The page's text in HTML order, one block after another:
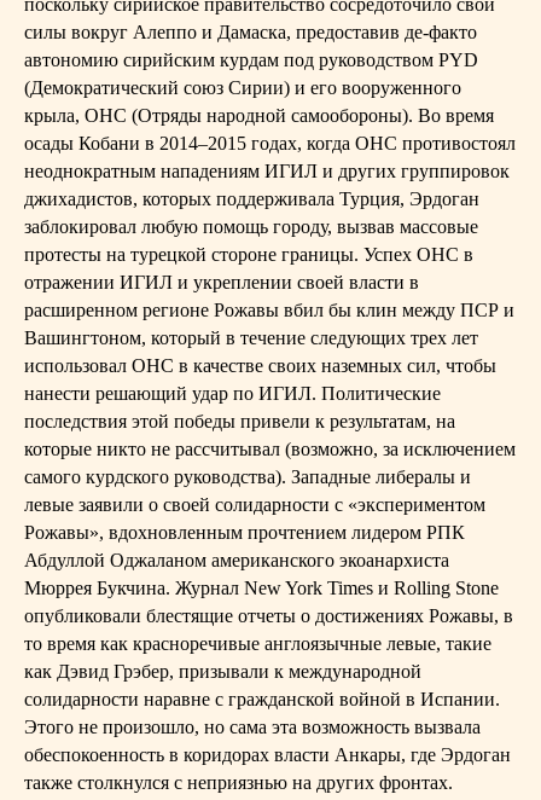
поскольку сирийское правительство сосредоточило свои
силы вокруг Алеппо и Дамаска, предоставив де-факто
автономию сирийским курдам под руководством PYD
(Демократический союз Сирии) и его вооруженного
крыла, ОНС (Отряды народной самообороны). Во время
осады Кобани в 2014–2015 годах, когда ОНС противостоял
неоднократным нападениям ИГИЛ и других группировок
джихадистов, которых поддерживала Турция, Эрдоган
заблокировал любую помощь городу, вызвав массовые
протесты на турецкой стороне границы. Успех ОНС в
отражении ИГИЛ и укреплении своей власти в
расширенном регионе Рожавы вбил бы клин между ПСР и
Вашингтоном, который в течение следующих трех лет
использовал ОНС в качестве своих наземных сил, чтобы
нанести решающий удар по ИГИЛ. Политические
последствия этой победы привели к результатам, на
которые никто не рассчитывал (возможно, за исключением
самого курдского руководства). Западные либералы и
левые заявили о своей солидарности с «экспериментом
Рожавы», вдохновленным прочтением лидером РПК
Абдуллой Оджаланом американского экоанархиста
Мюррея Букчина. Журнал New York Times и Rolling Stone
опубликовали блестящие отчеты о достижениях Рожавы, в
то время как красноречивые англоязычные левые, такие
как Дэвид Грэбер, призывали к международной
солидарности наравне с гражданской войной в Испании.
Этого не произошло, но сама эта возможность вызвала
обеспокоенность в коридорах власти Анкары, где Эрдоган
также столкнулся с неприязнью на других фронтах.